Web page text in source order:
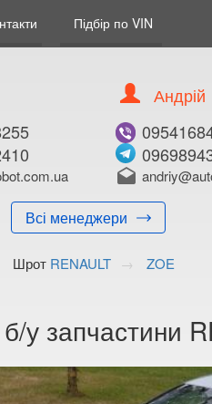
Підбір по VIN
Всі менеджери
Андрій
drafts
Шрот RENAULT
ZOE
у запчастини